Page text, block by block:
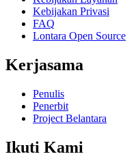
Kebijakan Privasi
FAQ
Lontara Open Source
Kerjasama
Penulis
Penerbit
Project Belantara
Ikuti Kami